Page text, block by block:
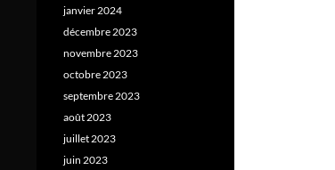
janvier 2024
décembre 2023
novembre 2023
octobre 2023
septembre 2023
août 2023
juillet 2023
juin 2023